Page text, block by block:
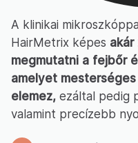
A klinikai
HairMetrix képes
megmutatni a fejbőr
amelyet
elemez, ezáltal pedig
valamint precízebb